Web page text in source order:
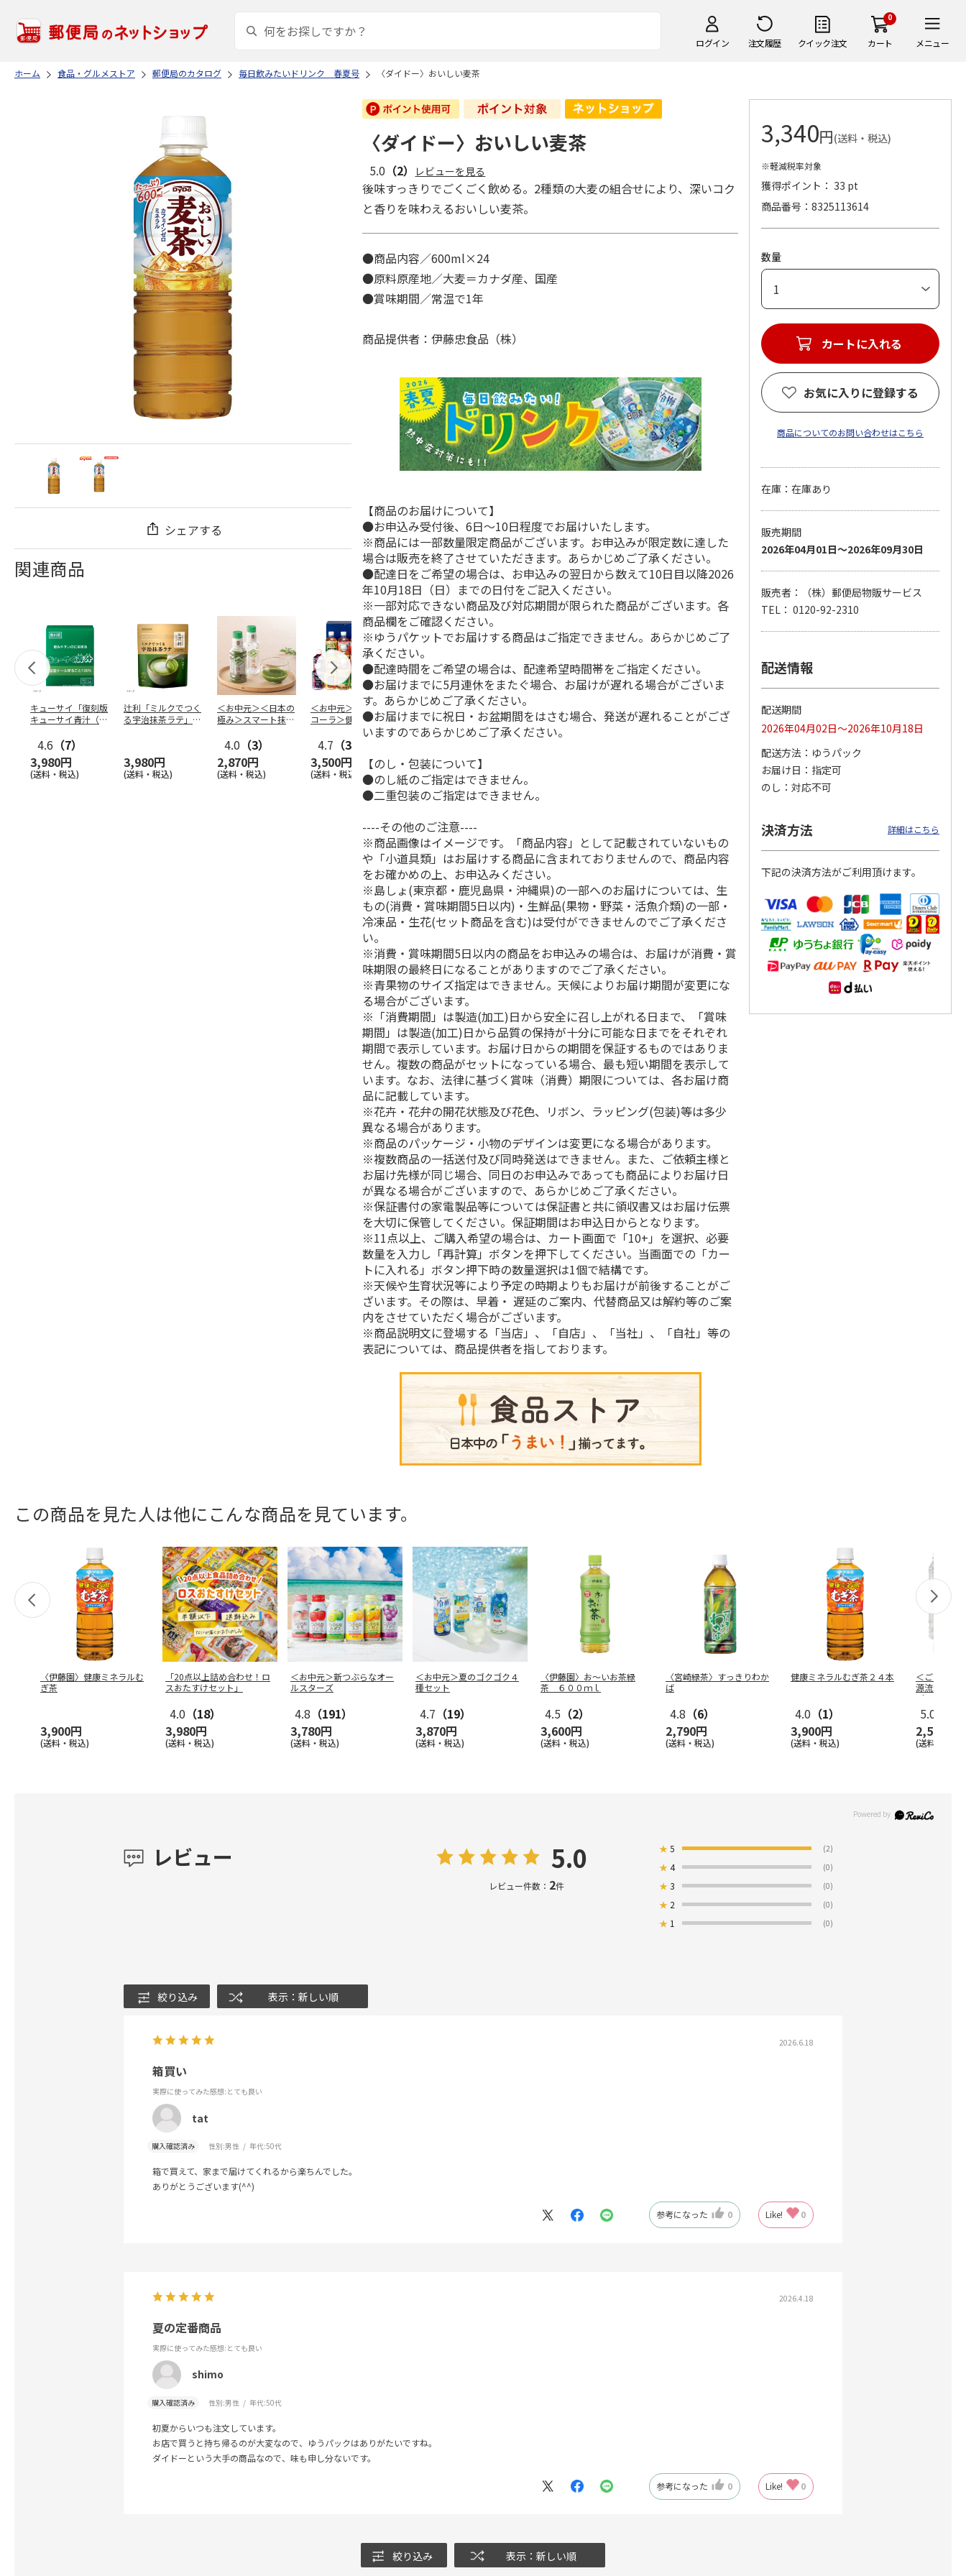
ログイン 注文履歴 クイック注文
0
カート メニュー
ホーム 食品・グルメストア 郵便局のカタログ 毎日飲みたいドリンク 春夏号 〈ダイドー〉おいしい麦茶
シェアする
関連商品
キューサイ「復刻版
キューサイ青汁（30
4.6 （7）
3,980円
(送料・税込)
辻利「ミルクでつく
る宇治抹茶ラテ」
3,980円
(送料・税込)
＜お中元＞＜日本の
極み＞スマート抹
4.0 （3）
2,870円
(送料・税込)
＜お中元＞＜コカ・
コーラ＞健康飲料詰
合せ ＣＫＤ－３０
4.7 （3）
3,500円
(送料・税込)
トワイニング「腸活
ミルクティー（機能
性表示食品）」7本
3,980円
(送料・税込)
＜お中元＞＜山田養
蜂場＞ハニードリン
クセット（ＨＤ－３
０）
(送料・税込)
ープ カモミールア
＜お中元＞＜コカ・
コーラ＞健康茶詰合
九州産野菜青汁 １
4.8
（8）
1,880円
(送料・税込)
ヒー＆ジュース＆ド
〈ダイドー〉おいしい麦茶
5.0 （2） レビューを見る
後味すっきりでごくごく飲める。2種類の大麦の組合せにより、深いコク
と香りを味わえるおいしい麦茶。
●商品内容／600ml×24
●原料原産地／大麦＝カナダ産、国産
●賞味期間／常温で1年
商品提供者：伊藤忠食品（株）
【商品のお届けについて】
●お申込み受付後、6日～10日程度でお届けいたします。
※商品には一部数量限定商品がございます。お申込みが限定数に達した
場合は販売を終了させていただきます。あらかじめご了承ください。
●配達日をご希望の場合は、お申込みの翌日から数えて10日目以降2026
年10月18日（日）までの日付をご記入ください。
※一部対応できない商品及び対応期間が限られた商品がございます。各
商品欄をご確認ください。
※ゆうパケットでお届けする商品はご指定できません。あらかじめご了
承ください。
●配達時間をご希望の場合は、配達希望時間帯をご指定ください。
●お届けまでに5月連休をまたぐ場合、お届けが遅れる場合がございま
す。あらかじめご了承ください。
●お届けまでに祝日・お盆期間をはさむ場合、発送が遅れることがござ
いますのであらかじめご了承ください。
【のし・包装について】
●のし紙のご指定はできません。
●二重包装のご指定はできません。
----その他のご注意----
※商品画像はイメージです。「商品内容」として記載されていないもの
や「小道具類」はお届けする商品に含まれておりませんので、商品内容
をお確かめの上、お申込みください。
※島しょ(東京都・鹿児島県・沖縄県)の一部へのお届けについては、生
もの(消費・賞味期間5日以内)・生鮮品(果物・野菜・活魚介類)の一部・
冷凍品・生花(セット商品を含む)は受付ができませんのでご了承くださ
い。
※消費・賞味期間5日以内の商品をお申込みの場合は、お届けが消費・賞
味期限の最終日になることがありますのでご了承ください。
※青果物のサイズ指定はできません。天候によりお届け期間が変更にな
る場合がございます。
※「消費期間」は製造(加工)日から安全に召し上がれる日まで、「賞味
期間」は製造(加工)日から品質の保持が十分に可能な日までをそれぞれ
期間で表示しています。お届け日からの期間を保証するものではありま
せん。複数の商品がセットになっている場合、最も短い期間を表示して
います。なお、法律に基づく賞味（消費）期限については、各お届け商
品に記載しています。
※花卉・花弁の開花状態及び花色、リボン、ラッピング(包装)等は多少
異なる場合があります。
※商品のパッケージ・小物のデザインは変更になる場合があります。
※複数商品の一括送付及び同時発送はできません。また、ご依頼主様と
お届け先様が同じ場合、同日のお申込みであっても商品によりお届け日
が異なる場合がございますので、あらかじめご了承ください。
※保証書付の家電製品等については保証書と共に領収書又はお届け伝票
を大切に保管してください。保証期間はお申込日からとなります。
※11点以上、ご購入希望の場合は、カート画面で「10+」を選択、必要
数量を入力し「再計算」ボタンを押下してください。当画面での「カー
トに入れる」ボタン押下時の数量選択は1個で結構です。
※天候や生育状況等により予定の時期よりもお届けが前後することがご
ざいます。その際は、早着・ 遅延のご案内、代替商品又は解約等のご案
内をさせていただく場合がございます。
※商品説明文に登場する「当店」、「自店」、「当社」、「自社」等の
表記については、商品提供者を指しております。
3,340円(送料・税込)
※軽減税率対象
獲得ポイント： 33 pt
商品番号
8325113614
数量
カートに入れる
お気に入りに登録する
商品についてのお問い合わせはこちら
在庫：在庫あり
販売期間
2026年04月01日～2026年09月30日
販売者：（株）郵便局物販サービス
TEL： 0120-92-2310
配送情報
配送期間
2026年04月02日～2026年10月18日
配送方法
ゆうパック
お届け日
指定可
のし
対応不可
決済方法 詳細はこちら
下記の決済方法がご利用頂けます。
この商品を見た人は他にこんな商品を見ています。
〈伊藤園〉健康ミネラルむ
ぎ茶
3,900円
(送料・税込)
「20点以上詰め合わせ！ロ
スおたすけセット」
4.0 （18）
3,980円
(送料・税込)
＜お中元＞新つぶらなオー
ルスターズ
4.8 （191）
3,780円
(送料・税込)
＜お中元＞夏のゴクゴク４
種セット
4.7 （19）
3,870円
(送料・税込)
〈伊藤園〉お～いお茶緑
茶 ６００ｍｌ
4.5 （2）
3,600円
(送料・税込)
〈宮崎緑茶〉すっきりわか
ば
4.8 （6）
2,790円
(送料・税込)
健康ミネラルむぎ茶２４本
4.0 （1）
3,900円
(送料・税込)
＜ご自宅用
源流水５０
（ラベルレ
5.0
2,570円
(送料・税込)
レビュー 5.0
レビュー件数： 2件
★5 (2)
★4 (0)
★3 (0)
★ 2 (0)
★ 1 (0)
絞り込み 表示：新しい順
2026.6.18
箱買い
実際に使ってみた感想:とても良い
tat
購入確認済み 性別:男性 年代:50代
箱で買えて、家まで届けてくれるから楽ちんでした。
ありがとうございます(^^)
参考になった 0 Like! 0
2026.4.18
夏の定番商品
実際に使ってみた感想:とても良い
shimo
購入確認済み 性別:男性 年代:50代
初夏からいつも注文しています。
お店で買うと持ち帰るのが大変なので、ゆうパックはありがたいですね。
ダイドーという大手の商品なので、味も申し分ないです。
参考になった 0 Like! 0
絞り込み 表示：新しい順